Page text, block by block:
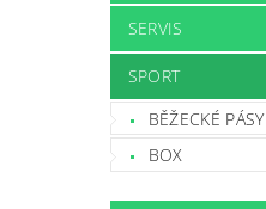
SERVIS
SPORT
BĚŽECKÉ PÁSY
BOX